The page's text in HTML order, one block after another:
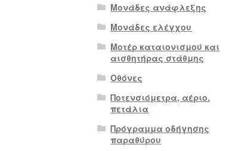
Μονάδες ανάφλεξης
Μονάδες ελέγχου
Μοτέρ καταιονισμού και
αισθητήρας στάθμης
Οθόνες
Ποτενσιόμετρα, αέριο.
πετάλια
Πρόγραμμα οδήγησης
παραθύρου